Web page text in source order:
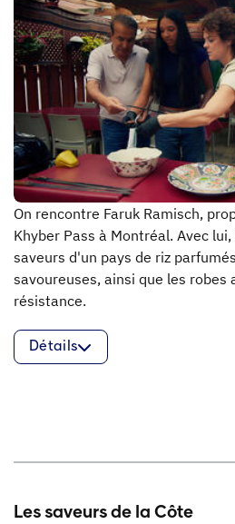
On rencontre Faruk Ramisch,
Khyber Pass à Montréal. Avec
saveurs d'un pays de riz
savoureuses, ainsi que les robes
résistance.
Détails
Les saveurs de la Côte